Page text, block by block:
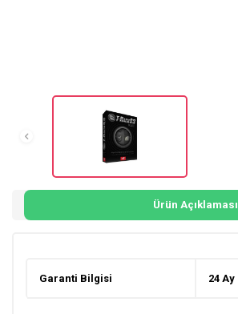
Ürün Açıklaması
Garanti Bilgisi 24 Ay